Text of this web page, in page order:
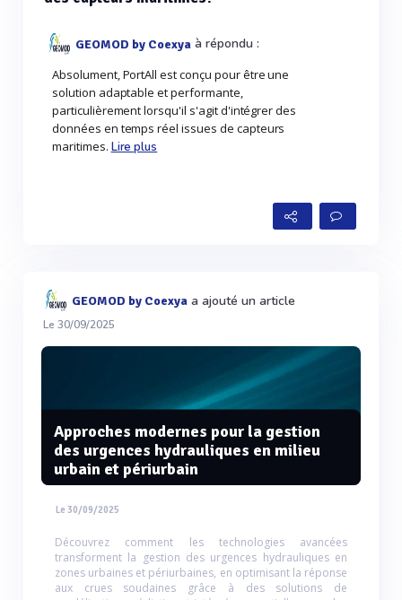
GEOMOD by Coexya à répondu :
Absolument, PortAll est conçu pour être une
solution adaptable et performante,
particulièrement lorsqu'il s'agit d'intégrer des
données en temps réel issues de capteurs
maritimes. Lire plus
GEOMOD by Coexya a ajouté un article
Le 30/09/2025
Approches modernes pour la gestion
des urgences hydrauliques en milieu
urbain et périurbain
Le 30/09/2025
Découvrez comment les technologies avancées
transforment la gestion des urgences hydrauliques en
zones urbaines et périurbaines, en optimisant la réponse
aux crues soudaines grâce à des solutions de